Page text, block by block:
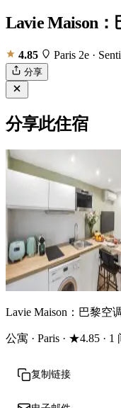
Lavie Maison
4.85 Paris 2e ·
分享
分享此住宿
Lavie Maison：巴黎空
公寓 · Paris · ★4.85 ·
复制链接